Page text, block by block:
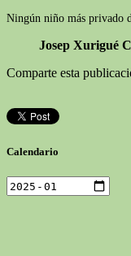
Ningún niño más privado
Josep Xurigué
Comparte esta
Calendario